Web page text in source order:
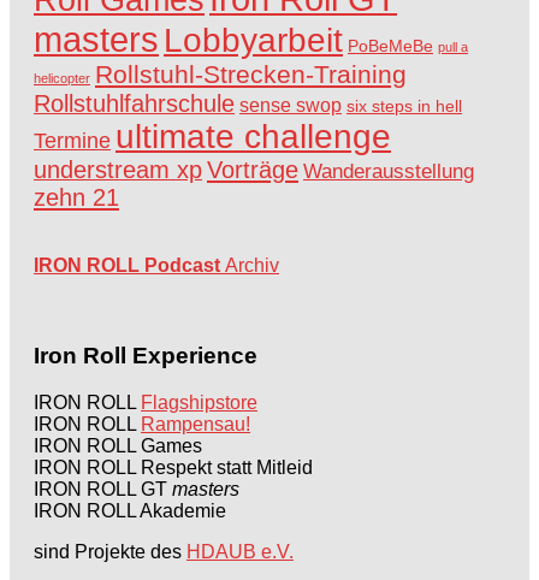
masters Lobbyarbeit PoBeMeBe pull a
helicopter Rollstuhl-Strecken-Training
Rollstuhlfahrschule sense swop six steps in hell
Termine ultimate challenge
understream xpVorträge Wanderausstellung
zehn 21
IRON ROLL Podcast Archiv
Iron Roll Experience
IRON ROLL Flagshipstore
IRON ROLL Rampensau!
IRON ROLL Games
IRON ROLL Respekt statt Mitleid
IRON ROLL GT masters
IRON ROLL Akademie
sind Projekte des HDAUB e.V.